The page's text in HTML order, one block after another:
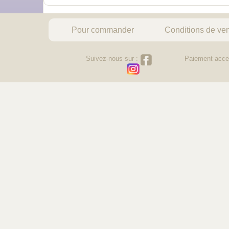
Pour commander Conditions de
Suivez-nous sur : Paiement